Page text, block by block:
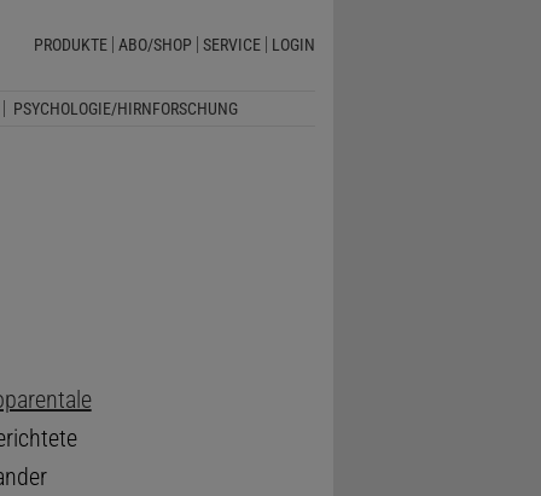
PRODUKTE ABO/SHOP SERVICE LOGIN
PSYCHOLOGIE/HIRNFORSCHUNG